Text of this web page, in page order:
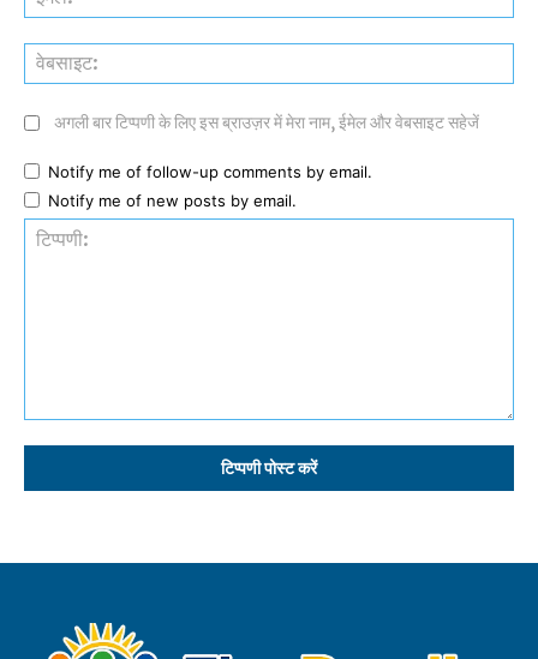
अगली बार टिप्पणी के लिए इस ब्राउज़र में मेरा नाम, ईमेल और वेबसाइट सहेजें
Notify me of follow-up comments by email.
Notify me of new posts by email.